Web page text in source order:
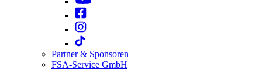
Partner & Sponsoren
FSA-Service GmbH